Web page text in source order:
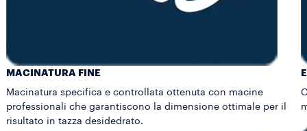
MACINATURA FINE
Macinatura specifica e controllata ottenuta con macine
professionali che garantiscono la dimensione ottimale per il
risultato in tazza desidedrato.